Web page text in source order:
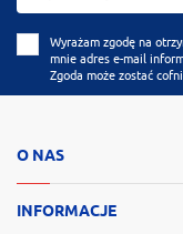
Wyrażam zgodę na
mnie adres e-mail
Zgoda może zostać
O NAS
INFORMACJE